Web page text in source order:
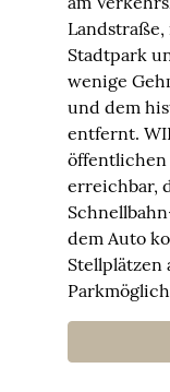
Stadtpark
wenige
und dem
entfernt.
öffentlichen
erreichbar,
dem Auto
Stellplätzen